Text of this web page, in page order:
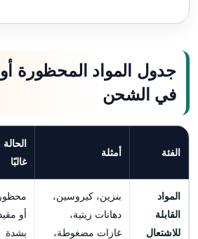
جدول المواد المحظورة أو
في الشحن
الفئة أمثلة
الحالة
غالبًا
المواد
القابلة
للاشتعال
بنزين، كيروسين،
دهانات زيتية،
غازات مضغوطة،
أو
بشدة